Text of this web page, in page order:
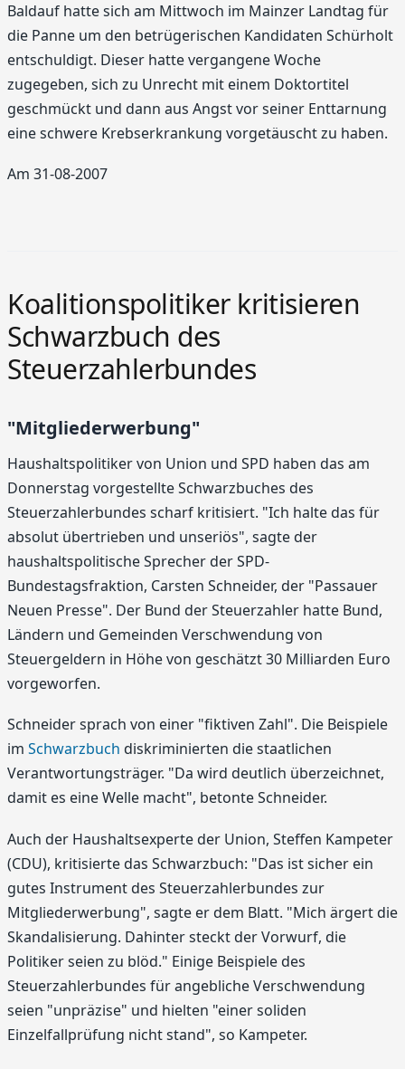
Baldauf hatte sich am Mittwoch im Mainzer Landtag für
die Panne um den betrügerischen Kandidaten Schürholt
entschuldigt. Dieser hatte vergangene Woche
zugegeben, sich zu Unrecht mit einem Doktortitel
geschmückt und dann aus Angst vor seiner Enttarnung
eine schwere Krebserkrankung vorgetäuscht zu haben.
Am 31-08-2007
Koalitionspolitiker kritisieren
Schwarzbuch des
Steuerzahlerbundes
"Mitgliederwerbung"
Haushaltspolitiker von Union und SPD haben das am
Donnerstag vorgestellte Schwarzbuches des
Steuerzahlerbundes scharf kritisiert. "Ich halte das für
absolut übertrieben und unseriös", sagte der
haushaltspolitische Sprecher der SPD-
Bundestagsfraktion, Carsten Schneider, der "Passauer
Neuen Presse". Der Bund der Steuerzahler hatte Bund,
Ländern und Gemeinden Verschwendung von
Steuergeldern in Höhe von geschätzt 30 Milliarden Euro
vorgeworfen.
Schneider sprach von einer "fiktiven Zahl". Die Beispiele
im Schwarzbuch diskriminierten die staatlichen
Verantwortungsträger. "Da wird deutlich überzeichnet,
damit es eine Welle macht", betonte Schneider.
Auch der Haushaltsexperte der Union, Steffen Kampeter
(CDU), kritisierte das Schwarzbuch: "Das ist sicher ein
gutes Instrument des Steuerzahlerbundes zur
Mitgliederwerbung", sagte er dem Blatt. "Mich ärgert die
Skandalisierung. Dahinter steckt der Vorwurf, die
Politiker seien zu blöd." Einige Beispiele des
Steuerzahlerbundes für angebliche Verschwendung
seien "unpräzise" und hielten "einer soliden
Einzelfallprüfung nicht stand", so Kampeter.